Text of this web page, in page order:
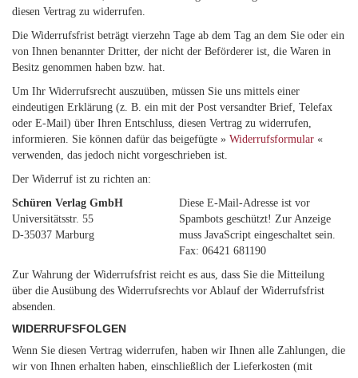
diesen Vertrag zu widerrufen.
Die Widerrufsfrist beträgt vierzehn Tage ab dem Tag an dem Sie oder ein
von Ihnen benannter Dritter, der nicht der Beförderer ist, die Waren in
Besitz genommen haben bzw. hat.
Um Ihr Widerrufsrecht auszuüben, müssen Sie uns mittels einer
eindeutigen Erklärung (z. B. ein mit der Post versandter Brief, Telefax
oder E-Mail) über Ihren Entschluss, diesen Vertrag zu widerrufen,
informieren. Sie können dafür das beigefügte » Widerrufsformular «
verwenden, das jedoch nicht vorgeschrieben ist.
Der Widerruf ist zu richten an:
Schüren Verlag GmbH
Universitätsstr. 55
D-35037 Marburg
Diese E-Mail-Adresse ist vor
Spambots geschützt! Zur Anzeige
muss JavaScript eingeschaltet sein.
Fax: 06421 681190
Zur Wahrung der Widerrufsfrist reicht es aus, dass Sie die Mitteilung
über die Ausübung des Widerrufsrechts vor Ablauf der Widerrufsfrist
absenden.
WIDERRUFSFOLGEN
Wenn Sie diesen Vertrag widerrufen, haben wir Ihnen alle Zahlungen, die
wir von Ihnen erhalten haben, einschließlich der Lieferkosten (mit